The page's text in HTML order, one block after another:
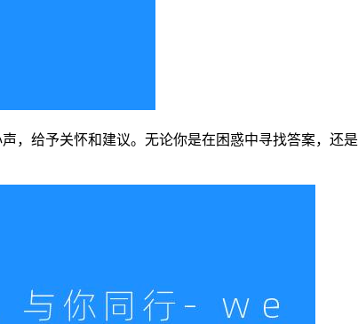
，给予关怀和建议。无论你是在困惑中寻找答案，还是